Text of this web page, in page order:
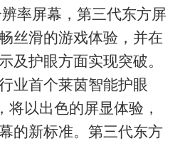
率屏幕，第三代东方屏
丝滑的游戏体验，并在
及护眼方面实现突破。
业首个莱茵智能护眼
将以出色的屏显体验，
的新标准。第三代东方